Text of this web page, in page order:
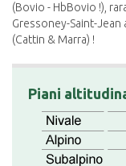
(Bovio - HbBovio !),
Gressoney-Saint-Jean
(Cattin & Marra) !
Piani